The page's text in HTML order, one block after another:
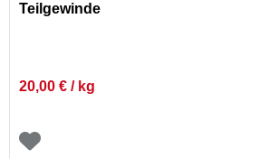
Teilgewinde
20,00 € / kg